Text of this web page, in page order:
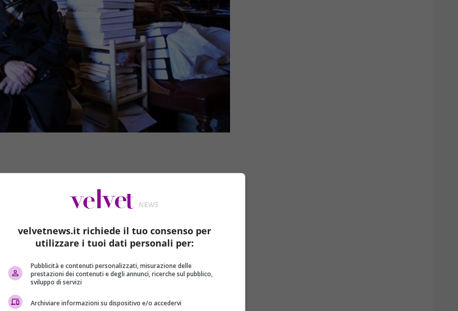
italiano per gli studi filosofici. Il cordoglio del Capo dello
Sabato 28 funerali e lutto cittadino
velvetnews.it richiede il tuo consenso per
utilizzare i tuoi dati personali per:
Pubblicità e contenuti personalizzati, misurazione delle
prestazioni dei contenuti e degli annunci, ricerche sul pubblico,
sviluppo di servizi
Archiviare informazioni su dispositivo e/o accedervi